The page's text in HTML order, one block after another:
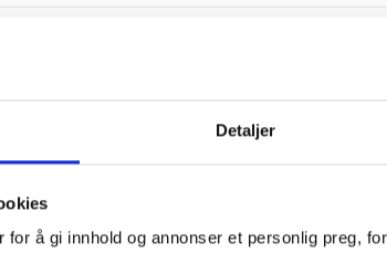
Detaljer
å gi innhold og annonser et personlig preg,